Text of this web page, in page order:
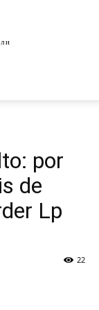
por
de
Lp
22